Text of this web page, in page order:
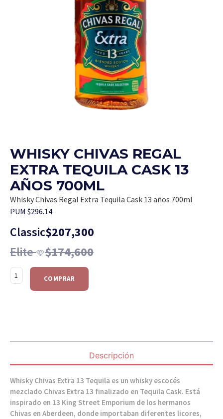
WHISKY CHIVAS REGAL
EXTRA TEQUILA CASK 13
AÑOS 700ML
Whisky Chivas Regal Extra Tequila Cask 13 años 700ml
PUM $296.14
Classic$207,300
Elite $174,600
COMPRAR
Descripción
Whisky Chivas Extra 13 Tequila es un whisky escocés
mezclado Chivas Extra 13 finalizado en Tequila Cask. Está
inspirado en 13 King Street Emporium de los hermanos
Chivas en Aberdeen, donde importaban diferentes licores,